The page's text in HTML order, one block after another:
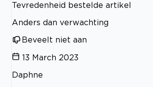
Tevredenheid bestelde artikel
Anders dan verwachting
Beveelt niet aan
13 March 2023
Daphne